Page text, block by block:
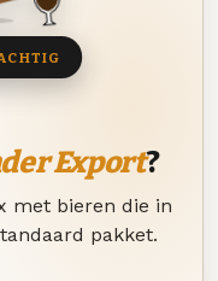
Export?
met bieren die in
pakket.